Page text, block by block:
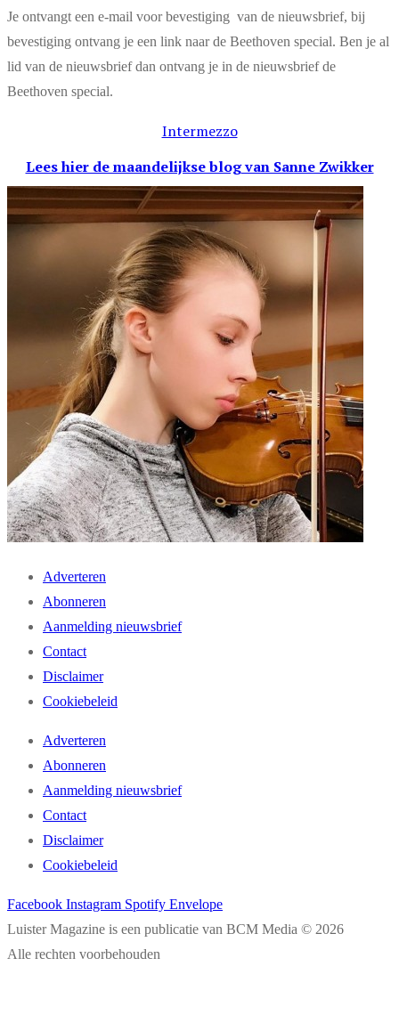
Je ontvangt een e-mail voor bevestiging van de nieuwsbrief, bij
bevestiging ontvang je een link naar de Beethoven special. Ben je al
lid van de nieuwsbrief dan ontvang je in de nieuwsbrief de
Beethoven special.
Intermezzo
Lees hier de maandelijkse blogvan Sanne Zwikker
Adverteren
Abonneren
Aanmelding nieuwsbrief
Contact
Disclaimer
Cookiebeleid
Adverteren
Abonneren
Aanmelding nieuwsbrief
Contact
Disclaimer
Cookiebeleid
Facebook Instagram Spotify Envelope
Luister Magazine is een publicatie van BCM Media © 2026
Alle rechten voorbehouden